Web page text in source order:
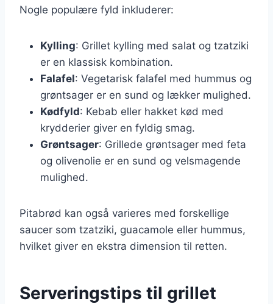
Nogle populære fyld inkluderer:
Kylling: Grillet kylling med salat og tzatziki
er en klassisk kombination.
Falafel: Vegetarisk falafel med hummus og
grøntsager er en sund og lækker mulighed.
Kødfyld: Kebab eller hakket kød med
krydderier giver en fyldig smag.
Grøntsager: Grillede grøntsager med feta
og olivenolie er en sund og velsmagende
mulighed.
Pitabrød kan også varieres med forskellige
saucer som tzatziki, guacamole eller hummus,
hvilket giver en ekstra dimension til retten.
Serveringstips til grillet